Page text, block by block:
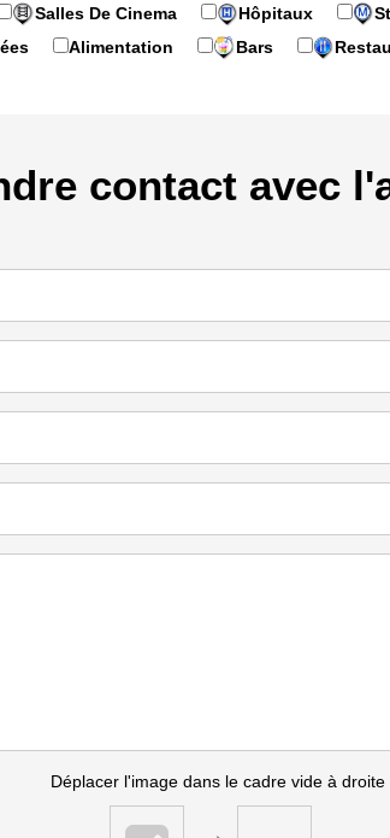
Salles De Cinema Hôpitaux
Alimentation Bars
contact avec
Déplacer l'image dans le cadre vide à droite